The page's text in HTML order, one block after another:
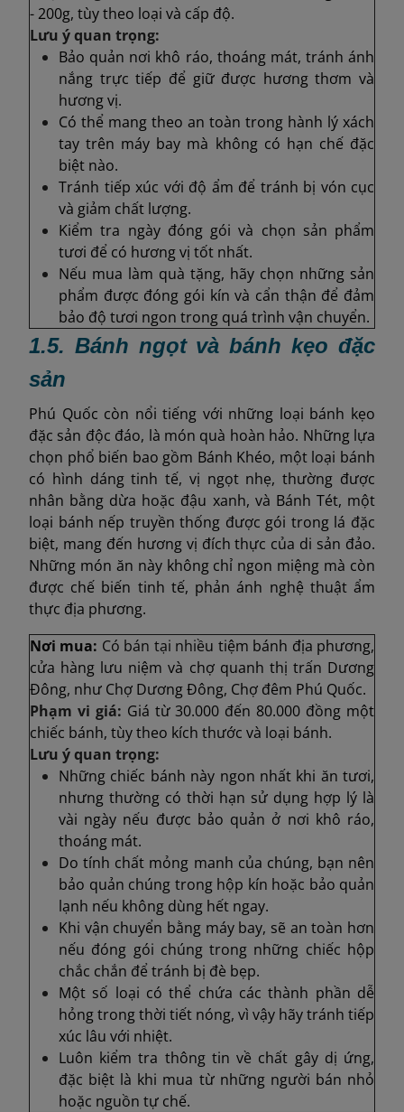
- 200g, tùy theo loại và cấp độ.
Lưu ý quan trọng:
Bảo quản nơi khô ráo, thoáng mát, tránh ánh
nắng trực tiếp để giữ được hương thơm và
hương vị.
Có thể mang theo an toàn trong hành lý xách
tay trên máy bay mà không có hạn chế đặc
biệt nào.
Tránh tiếp xúc với độ ẩm để tránh bị vón cục
và giảm chất lượng.
Kiểm tra ngày đóng gói và chọn sản phẩm
tươi để có hương vị tốt nhất.
Nếu mua làm quà tặng, hãy chọn những sản
phẩm được đóng gói kín và cẩn thận để đảm
bảo độ tươi ngon trong quá trình vận chuyển.
1.5. Bánh ngọt và bánh kẹo đặc
sản
Phú Quốc còn nổi tiếng với những loại bánh kẹo
đặc sản độc đáo, là món quà hoàn hảo. Những lựa
chọn phổ biến bao gồm Bánh Khéo, một loại bánh
có hình dáng tinh tế, vị ngọt nhẹ, thường được
nhân bằng dừa hoặc đậu xanh, và Bánh Tét, một
loại bánh nếp truyền thống được gói trong lá đặc
biệt, mang đến hương vị đích thực của di sản đảo.
Những món ăn này không chỉ ngon miệng mà còn
được chế biến tinh tế, phản ánh nghệ thuật ẩm
thực địa phương.
Nơi mua: Có bán tại nhiều tiệm bánh địa phương,
cửa hàng lưu niệm và chợ quanh thị trấn Dương
Đông, như Chợ Dương Đông, Chợ đêm Phú Quốc.
Phạm vi giá: Giá từ 30.000 đến 80.000 đồng một
chiếc bánh, tùy theo kích thước và loại bánh.
Lưu ý quan trọng:
Những chiếc bánh này ngon nhất khi ăn tươi,
nhưng thường có thời hạn sử dụng hợp lý là
vài ngày nếu được bảo quản ở nơi khô ráo,
thoáng mát.
Do tính chất mỏng manh của chúng, bạn nên
bảo quản chúng trong hộp kín hoặc bảo quản
lạnh nếu không dùng hết ngay.
Khi vận chuyển bằng máy bay, sẽ an toàn hơn
nếu đóng gói chúng trong những chiếc hộp
chắc chắn để tránh bị đè bẹp.
Một số loại có thể chứa các thành phần dễ
hỏng trong thời tiết nóng, vì vậy hãy tránh tiếp
xúc lâu với nhiệt.
Luôn kiểm tra thông tin về chất gây dị ứng,
đặc biệt là khi mua từ những người bán nhỏ
hoặc nguồn tự chế.